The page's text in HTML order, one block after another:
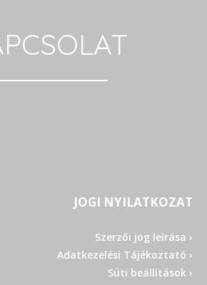
JOGI NYILATKOZAT
Szerzői jog leírása ›
Adatkezelési Tájékoztató ›
Süti beállítások ›